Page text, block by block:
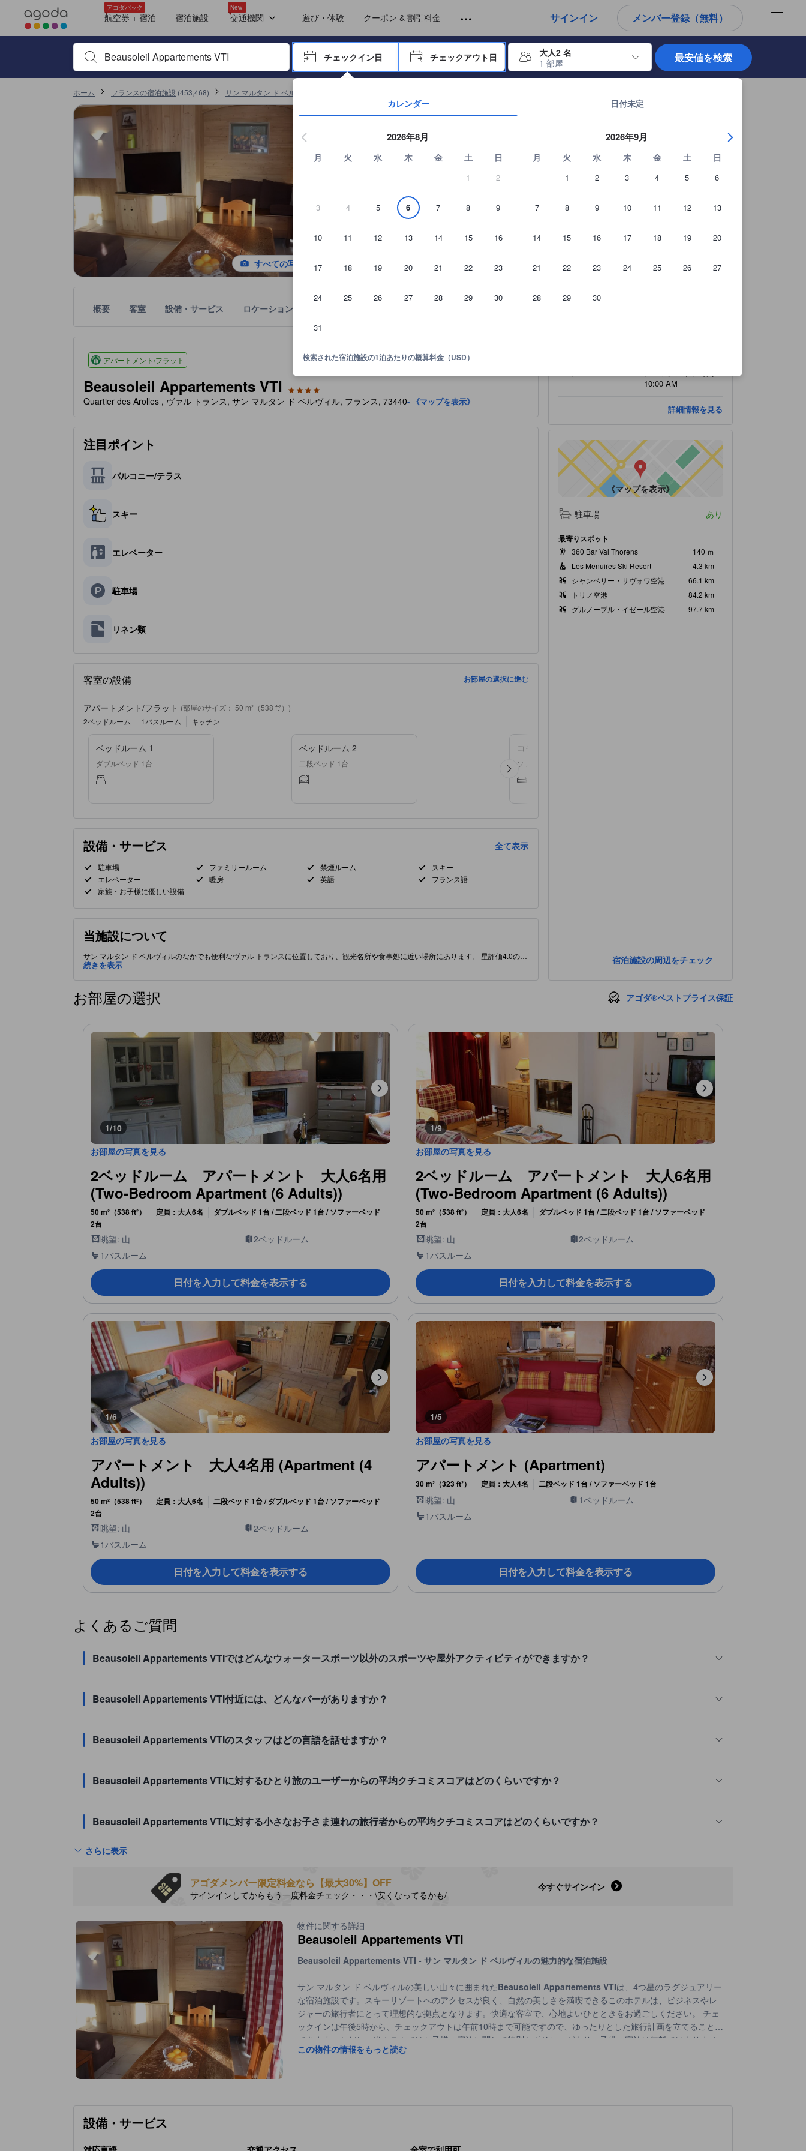
アゴダパック
航空券 + 宿泊 宿泊施設
New!
交通機関 遊び・体験 クーポン & 割引料金 サインイン メンバー登録（無料）
宿泊施設名やキーワードを入力し、矢印キーやタブキーで進み、エンターキーを押して内容を確定して、検索します。
チェックイン日 チェックアウト日
大人2 名
1 部屋
エンターキーを押して日付選択画面の操作を開始します。方向キーを使用して、チェックイン日とチェックアウト日を移動します。エンターキ
カレンダー 日付未定
2026年8月
月 火 水 木 金 土 日
1 2
3 4 5 6 7 8 9
10 11 12 13 14 15 16
17 18 19 20 21 22 23
24 25 26 27 28 29 30
31
2026年9月
月 火 水 木 金 土 日
1 2 3 4 5 6
7 8 9 10 11 12 13
14 15 16 17 18 19 20
21 22 23 24 25 26 27
28 29 30
検索された宿泊施設の1泊あたりの概算料金（USD）
最安値を検索
ホーム フランスの宿泊施設 (453,468) サン マルタン ド ベルヴィルの宿泊施設
すべての写真を見る
概要 客室 設備・サービス ロケーション
アパートメント/フラット
Beausoleil Appartements VTI
Quartier des Arolles , ヴァル トランス, サン マルタン ド ベルヴィル, フランス, 73440- 《マップを表示》
注目ポイント
バルコニー/テラス
スキー
エレベーター
駐車場
リネン類
客室の設備 お部屋の選択に進む
アパートメント/フラット (部屋のサイズ： 50 m²（538 ft²）)
2ベッドルーム
1バスルーム キッチン
ベッドルーム 1
ダブルベッド 1台
ベッドルーム 2
二段ベッド 1台
コモンスペース
ソファーベッド 2台
設備・サービス 全て表示
駐車場 ファミリールーム 禁煙ルーム
スキー
エレベーター
暖房 英語
フランス語
家族・お子様に優しい設備
当施設について
サン マルタン ド ベルヴィルのなかでも便利なヴァル トランスに位置しており、観光名所や食事処に近い場所にあります。 星評価4.0の当
施設には、ご滞在の質と満足感を向上させるための設備が満載です。
続きを表示
10:00 AM
詳細情報を見る
《マップを表示》
駐車場 あり
最寄りスポット
360 Bar Val Thorens
140 ｍ
Les Menuires Ski Resort
4.3 km
シャンベリー・サヴォワ空港
66.1 km
トリノ空港
84.2 km
グルノーブル・イゼール空港
97.7 km
宿泊施設の周辺をチェック
お部屋の選択 アゴダ®ベストプライス保証
1/10
お部屋の写真を見る
2ベッドルーム アパートメント 大人6名用
(Two-Bedroom Apartment (6 Adults))
2ベッドルーム アパートメント 大人6名用 (Two-Bedroom Apartment (6 Adults))
50 m²（538 ft²） 定員：大人6名
ダブルベッド 1台 / 二段ベッド 1台 / ソファーベッド
2台
眺望: 山 2ベッドルーム
1バスルーム
日付を入力して料金を表示する
1/9
お部屋の写真を見る
2ベッドルーム アパートメント 大人6名用
(Two-Bedroom Apartment (6 Adults))
2ベッドルーム アパートメント 大人6名用 (Two-Bedroom Apartment (6 Adults))
50 m²（538 ft²） 定員：大人6名
ダブルベッド 1台 / 二段ベッド 1台 / ソファーベッド
2台
眺望: 山 2ベッドルーム
1バスルーム
日付を入力して料金を表示する
1/6
お部屋の写真を見る
アパートメント 大人4名用 (Apartment (4
Adults))
アパートメント 大人4名用 (Apartment (4 Adults))
50 m²（538 ft²） 定員：大人6名
二段ベッド 1台 / ダブルベッド 1台 / ソファーベッド
2台
眺望: 山 2ベッドルーム
1バスルーム
日付を入力して料金を表示する
1/5
お部屋の写真を見る
アパートメント (Apartment)
アパートメント (Apartment)
30 m²（323 ft²） 定員：大人4名 二段ベッド 1台 / ソファーベッド 1台
眺望: 山 1ベッドルーム
1バスルーム
日付を入力して料金を表示する
よくあるご質問
Beausoleil Appartements VTIではどんなウォータースポーツ以外のスポーツや屋外アクティビティができますか？
Beausoleil Appartements VTI付近には、どんなバーがありますか？
Beausoleil Appartements VTIのスタッフはどの言語を話せますか？
Beausoleil Appartements VTIに対するひとり旅のユーザーからの平均クチコミスコアはどのくらいですか？
Beausoleil Appartements VTIに対する小さなお子さま連れの旅行者からの平均クチコミスコアはどのくらいですか？
さらに表示
アゴダメンバー限定料金なら【最大30%】OFF
サインインしてからもう一度料金チェック・・・\安くなってるかも/
今すぐサインイン
物件に関する詳細
Beausoleil Appartements VTI
Beausoleil Appartements VTI - サン マルタン ド ベルヴィルの魅力的な宿泊施設
サン マルタン ド ベルヴィルの美しい山々に囲まれたBeausoleil Appartements VTIは、4つ星のラグジュアリー
な宿泊施設です。スキーリゾートへのアクセスが良く、自然の美しさを満喫できるこのホテルは、ビジネスやレ
ジャーの旅行者にとって理想的な拠点となります。快適な客室で、心地よいひとときをお過ごしください。 チェ
ックインは午後5時から、チェックアウトは午前10時まで可能ですので、ゆったりとした旅行計画を立てることが
できます。ただし、当ホテルではお子様の宿泊に関して特別なポリシーがあり、子供の宿泊は無料ではありませ
んので、追加料金が発生する場合があります。家族旅行を計画される際は、事前にご確認ください。
鮮な雪の上での滑走は、心に残る思い出となることでしょう。 また、施設内にはスキー用具のレンタルサービス
この物件の情報をもっと読む
設備・サービス